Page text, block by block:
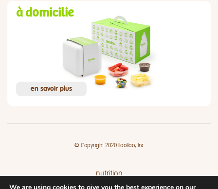
à domicilie
en savoir plus
© Copyright 2020 llaollao, Inc
nutrition